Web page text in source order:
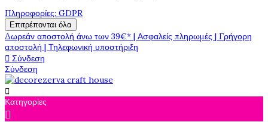
Πληροφορίες: GDPR
Επιτρέπονται όλα
Δωρεάν αποστολή άνω των 39€* | Ασφαλείς πληρωμές | Γρήγορη
αποστολή | Τηλεφωνική υποστήριξη
 Σύνδεση
Σύνδεση

Κατηγορίες
